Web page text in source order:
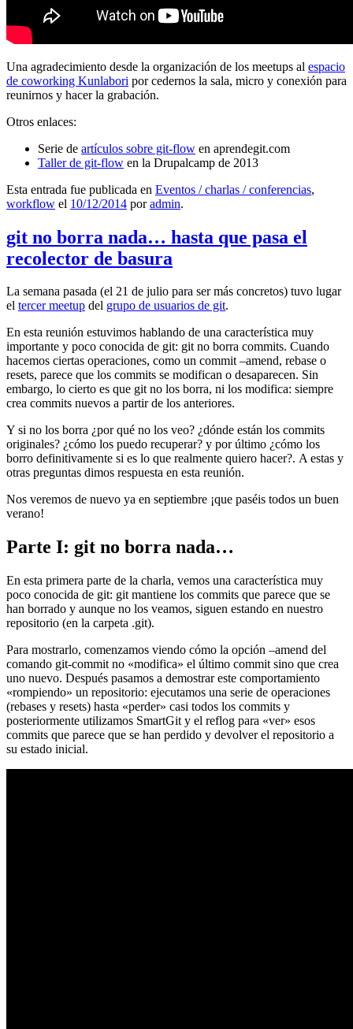
Una agradecimiento desde la organización de los meetups al espacio
de coworking Kunlabori por cedernos la sala, micro y conexión para
reunirnos y hacer la grabación.
Otros enlaces:
Serie de artículos sobre git-flow en aprendegit.com
Taller de git-flow en la Drupalcamp de 2013
Esta entrada fue publicada en Eventos / charlas / conferencias,
workflow el 10/12/2014 poradmin.
git no borra nada… hasta que pasa el
recolector de basura
La semana pasada (el 21 de julio para ser más concretos) tuvo lugar
el tercer meetup del grupo de usuarios de git.
En esta reunión estuvimos hablando de una característica muy
importante y poco conocida de git: git no borra commits. Cuando
hacemos ciertas operaciones, como un commit –amend, rebase o
resets, parece que los commits se modifican o desaparecen. Sin
embargo, lo cierto es que git no los borra, ni los modifica: siempre
crea commits nuevos a partir de los anteriores.
Y si no los borra ¿por qué no los veo? ¿dónde están los commits
originales? ¿cómo los puedo recuperar? y por último ¿cómo los
borro definitivamente si es lo que realmente quiero hacer?. A estas y
otras preguntas dimos respuesta en esta reunión.
Nos veremos de nuevo ya en septiembre ¡que paséis todos un buen
verano!
Parte I: git no borra nada…
En esta primera parte de la charla, vemos una característica muy
poco conocida de git: git mantiene los commits que parece que se
han borrado y aunque no los veamos, siguen estando en nuestro
repositorio (en la carpeta .git).
Para mostrarlo, comenzamos viendo cómo la opción –amend del
comando git-commit no «modifica» el último commit sino que crea
uno nuevo. Después pasamos a demostrar este comportamiento
«rompiendo» un repositorio: ejecutamos una serie de operaciones
(rebases y resets) hasta «perder» casi todos los commits y
posteriormente utilizamos SmartGit y el reflog para «ver» esos
commits que parece que se han perdido y devolver el repositorio a
su estado inicial.